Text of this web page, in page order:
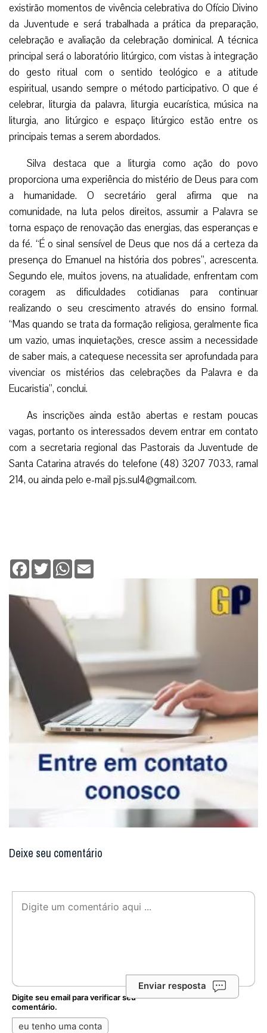
existirão momentos de vivência celebrativa do Ofício Divino
da Juventude e será trabalhada a prática da preparação,
celebração e avaliação da celebração dominical. A técnica
principal será o laboratório litúrgico, com vistas à integração
do gesto ritual com o sentido teológico e a atitude
espiritual, usando sempre o método participativo. O que é
celebrar, liturgia da palavra, liturgia eucarística, música na
liturgia, ano litúrgico e espaço litúrgico estão entre os
principais temas a serem abordados.
Silva destaca que a liturgia como ação do povo
proporciona uma experiência do mistério de Deus para com
a humanidade. O secretário geral afirma que na
comunidade, na luta pelos direitos, assumir a Palavra se
torna espaço de renovação das energias, das esperanças e
da fé. “É o sinal sensível de Deus que nos dá a certeza da
presença do Emanuel na história dos pobres”, acrescenta.
Segundo ele, muitos jovens, na atualidade, enfrentam com
coragem as dificuldades cotidianas para continuar
realizando o seu crescimento através do ensino formal.
“Mas quando se trata da formação religiosa, geralmente fica
um vazio, umas inquietações, cresce assim a necessidade
de saber mais, a catequese necessita ser aprofundada para
vivenciar os mistérios das celebrações da Palavra e da
Eucaristia”, conclui.
As inscrições ainda estão abertas e restam poucas
vagas, portanto os interessados devem entrar em contato
com a secretaria regional das Pastorais da Juventude de
Santa Catarina através do telefone (48) 3207 7033, ramal
214, ou ainda pelo e-mail pjs.sul4@gmail.com.
Facebook
TwitterWhatsApp
Deixe seu comentário
Enviar resposta
Digite seu email para verificar seu
comentário.
eu tenho uma conta